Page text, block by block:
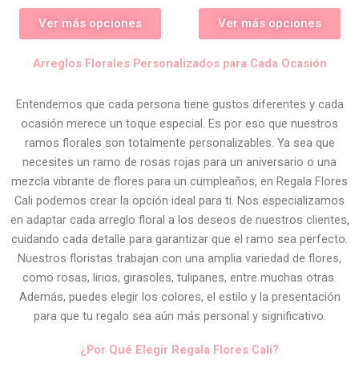
Ver más opciones Ver más opciones
Arreglos Florales Personalizados para Cada Ocasión
Entendemos que cada persona tiene gustos diferentes y cada
ocasión merece un toque especial. Es por eso que nuestros
ramos florales son totalmente personalizables. Ya sea que
necesites un ramo de rosas rojas para un aniversario o una
mezcla vibrante de flores para un cumpleaños, en Regala Flores
Cali podemos crear la opción ideal para ti. Nos especializamos
en adaptar cada arreglo floral a los deseos de nuestros clientes,
cuidando cada detalle para garantizar que el ramo sea perfecto.
Nuestros floristas trabajan con una amplia variedad de flores,
como rosas, lirios, girasoles, tulipanes, entre muchas otras.
Además, puedes elegir los colores, el estilo y la presentación
para que tu regalo sea aún más personal y significativo.
¿Por Qué Elegir Regala Flores Cali?